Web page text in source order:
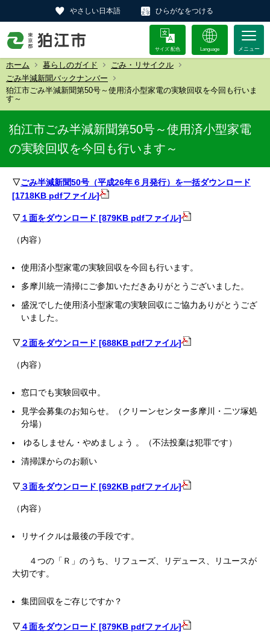
やさしい日本語 ひらがなをつける
サイズ 配色 Language
ホーム 暮らしのガイド
ごみ・リサイクル
ごみ半減新聞バックナンバー
狛江市ごみ半減新聞第50号～使用済小型家電の実験回収を今回も行いま
す～
狛江市ごみ半減新聞第50号～使用済小型家電
の実験回収を今回も行います～
▽ごみ半減新聞50号（平成26年６月発行）を一括ダウンロード
[1718KB pdfファイル]
▽ １面をダウンロード [879KB pdfファイル]
（内容）
使用済小型家電の実験回収を今回も行います。
多摩川統一清掃にご参加いただきありがとうございました。
盛況でした使用済小型家電の実験回収にご協力ありがとうござ
いました。
▽ ２面をダウンロード [688KB pdfファイル]
（内容）
窓口でも実験回収中。
見学会募集のお知らせ。（クリーンセンター多摩川・二ツ塚処
分場）
ゆるしません・やめましょう 。（不法投棄は犯罪です）
清掃課からのお願い
▽ ３面をダウンロード [692KB pdfファイル]
（内容）
リサイクルは最後の手段です。
４つの「Ｒ」のうち、リフューズ、リデュース、リユースが
大切です。
集団回収をご存じですか？
▽ ４面をダウンロード [879KB pdfファイル]